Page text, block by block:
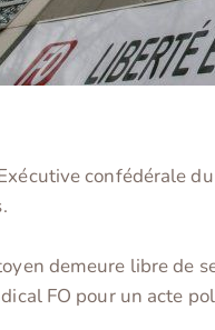
confédérale
demeure libre de
FO pour un acte